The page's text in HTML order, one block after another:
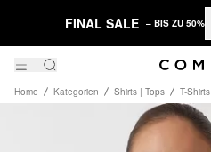
FINAL SALE – BIS ZU 50%
Home Kategorien Shirts | Tops T-Shirts